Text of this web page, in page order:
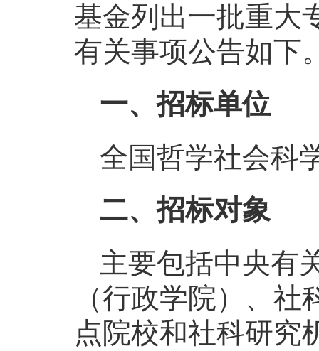
基金列出一批重大
有关事项公告如下
一、招标单位
全国哲学社会科
二、招标对象
主要包括中央有
（行政学院）、
点院校和社科研究